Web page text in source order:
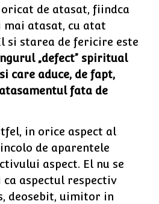
de atasat, fiindca
mai atasat, cu atat
si starea de fericire este
„defect” spiritual
care aduce, de fapt,
fata de
in orice aspect al
de aparentele
aspect. El nu se
aspectul respectiv
deosebit, uimitor in